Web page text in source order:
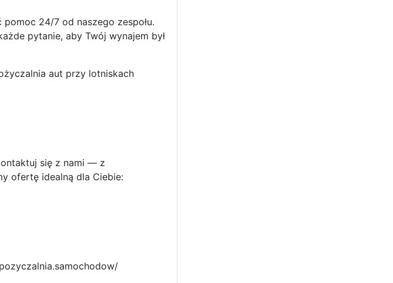
24/7 od naszego zespołu.
pytanie, aby Twój wynajem był
aut przy lotniskach
się z nami — z
ofertę idealną dla Ciebie: